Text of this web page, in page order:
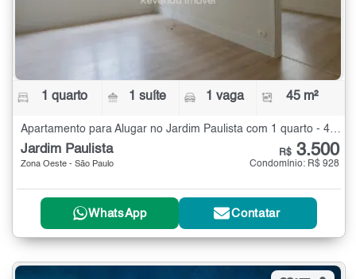
1 quarto 1 suíte 1 vaga 45 m²
Apartamento para Alugar no Jardim Paulista com 1 quarto - 45 m²
Jardim Paulista
Zona Oeste - São Paulo
R$ 3.500
Condomínio: R$ 928
WhatsApp Contatar